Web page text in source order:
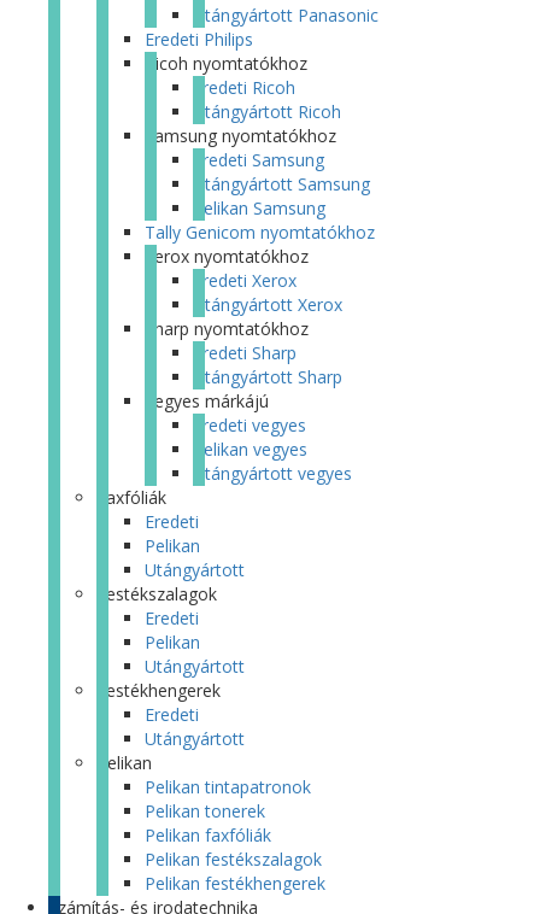
Utángyártott Panasonic
Eredeti Philips
Ricoh nyomtatókhoz
Eredeti Ricoh
Utángyártott Ricoh
Samsung nyomtatókhoz
Eredeti Samsung
Utángyártott Samsung
Pelikan Samsung
Tally Genicom nyomtatókhoz
Xerox nyomtatókhoz
Eredeti Xerox
Utángyártott Xerox
Sharp nyomtatókhoz
Eredeti Sharp
Utángyártott Sharp
Vegyes márkájú
Eredeti vegyes
Pelikan vegyes
Utángyártott vegyes
Faxfóliák
Eredeti
Pelikan
Utángyártott
Festékszalagok
Eredeti
Pelikan
Utángyártott
Festékhengerek
Eredeti
Utángyártott
Pelikan
Pelikan tintapatronok
Pelikan tonerek
Pelikan faxfóliák
Pelikan festékszalagok
Pelikan festékhengerek
Számítás- és irodatechnika